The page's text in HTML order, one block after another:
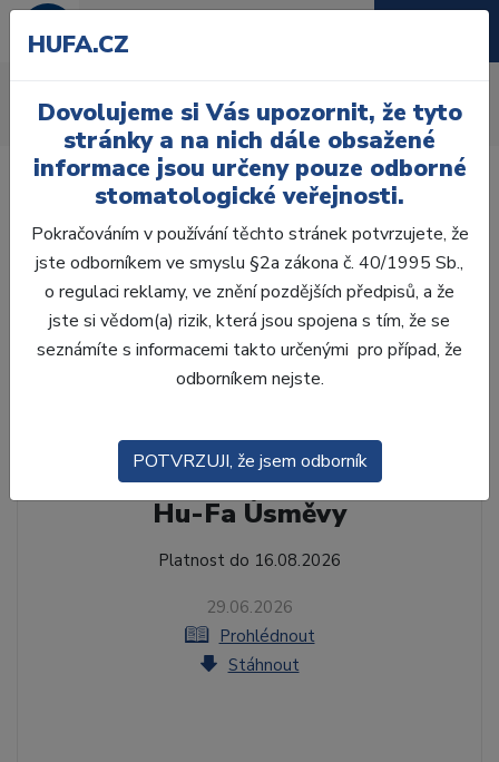
Úvod Akční letáky
Hu-Fa Úsměvy
Platnost do 16.08.2026
29.06.2026
Prohlédnout
Stáhnout
HUFA.CZ
Dovolujeme si Vás upozornit, že tyto
stránky a na nich dále obsažené
informace jsou určeny pouze odborné
stomatologické veřejnosti.
Pokračováním v používání těchto stránek potvrzujete, že
jste odborníkem ve smyslu §2a zákona č. 40/1995 Sb.,
o regulaci reklamy, ve znění pozdějších předpisů, a že
jste si vědom(a) rizik, která jsou spojena s tím, že se
seznámíte s informacemi takto určenými pro případ, že
odborníkem nejste.
POTVRZUJI, že jsem odborník